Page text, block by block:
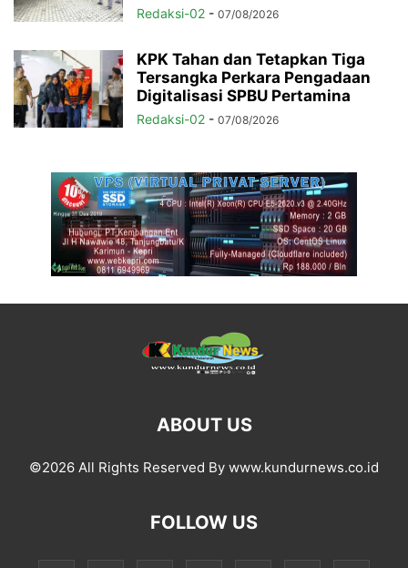
Redaksi-02 - 07/08/2026
KPK Tahan dan Tetapkan Tiga
Tersangka Perkara Pengadaan
Digitalisasi SPBU Pertamina
Redaksi-02 - 07/08/2026
ABOUT US
©2026 All Rights Reserved By www.kundurnews.co.id
FOLLOW US